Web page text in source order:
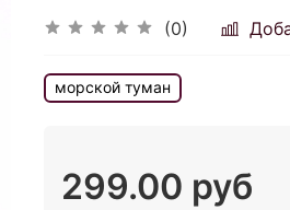
(0)
морской туман
299.00 руб